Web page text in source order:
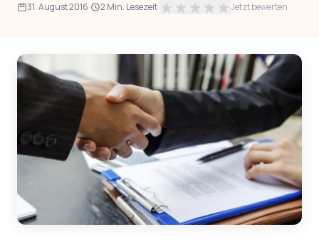
31. August 2016· 2 Min. Lesezeit· Jetzt bewerten